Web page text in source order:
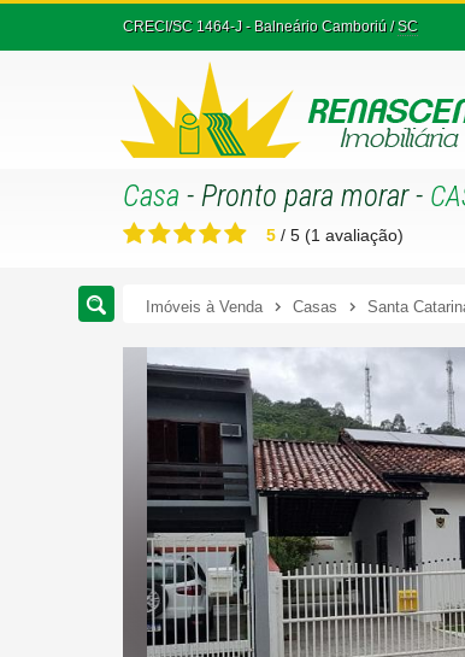
CRECI/SC 1464-J - Balneário Camboriú /SC
Casa - Pronto para morar-
5 / 5 (1 avaliação)
Imóveis à Venda Casas Santa